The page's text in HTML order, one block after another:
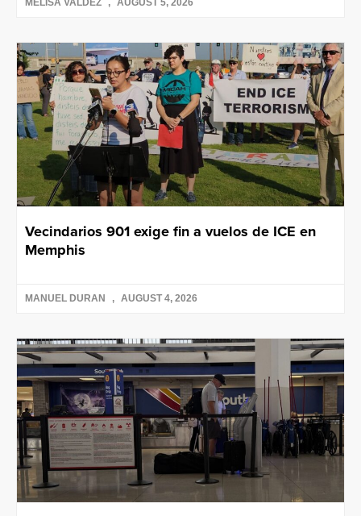
MELISA VALDEZ AUGUST 5, 2026
Vecindarios 901 exige fin a vuelos de ICE en
Memphis
MANUEL DURAN AUGUST 4, 2026